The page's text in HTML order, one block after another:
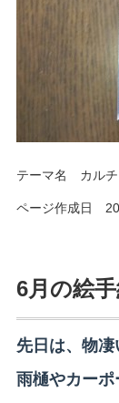
テーマ名 カル
ページ作成日
6月の絵
先日は、物
雨樋やカーポ